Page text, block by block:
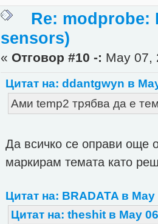
Re: modprobe:
sensors)
« Отговор #10 -: May 07,
Цитат на: ddantgwyn в
Ами temp2 трябва да е
Да всичко се оправи още
маркирам темата като
Цитат на: BRADATA в
Цитат на: theshit в May